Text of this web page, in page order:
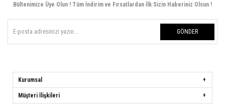
Bültenimize Üye Olun ! Tüm İndirim ve Fırsatlardan İlk Sizin Haberiniz Olsun !
GÖNDER
Kurumsal
Müşteri İlişkileri